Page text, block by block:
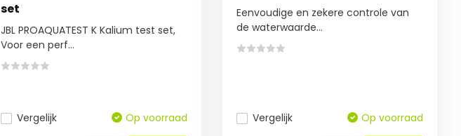
set
JBL PROAQUATEST K Kalium test set,
Voor een perf...
Vergelijk Op voorraad
Eenvoudige en zekere controle van
de waterwaarde...
Vergelijk Op voorraad